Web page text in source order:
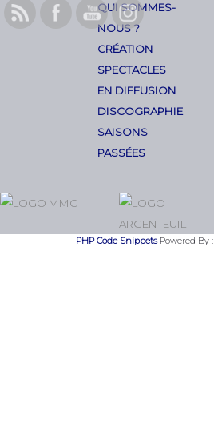
QUI SOMMES-
NOUS ?
CRÉATION
SPECTACLES
EN DIFFUSION
DISCOGRAPHIE
SAISONS
PASSÉES
PHP Code SnippetsPowered By :